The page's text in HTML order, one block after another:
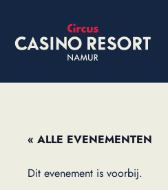
« ALLE EVENEMENTEN
Dit evenement is voorbij.